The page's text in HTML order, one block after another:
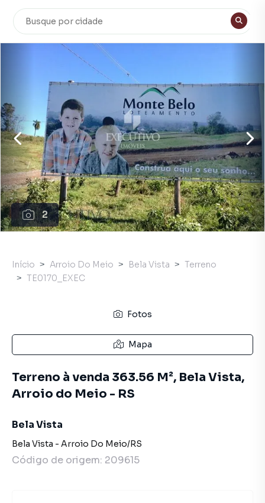
2
Início Arroio Do Meio Bela Vista
Terreno
TE0170_EXEC
Fotos
Mapa
Terreno à venda 363.56 M², Bela Vista,
Arroio do Meio - RS
Bela Vista
Bela Vista - Arroio Do Meio/RS
Código de origem: 209615